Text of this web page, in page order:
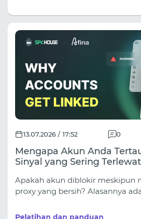
13.07.2026 / 17:52 0
Mengapa Akun Anda
Sinyal yang Sering
Apakah akun diblokir meskipun
proxy yang bersih? Alasannya
langsung digunakan oleh
Pelatihan dan panduan